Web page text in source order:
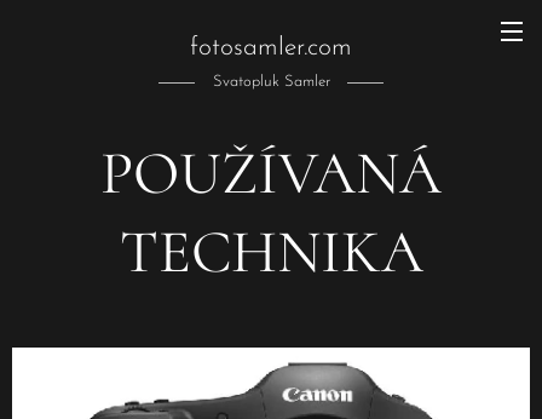
fotosamler.com
Svatopluk Samler
POUŽÍVANÁ
TECHNIKA